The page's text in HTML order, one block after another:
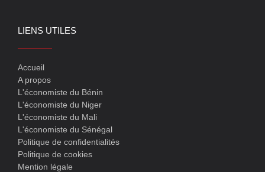
LIENS UTILES
Accueil
A propos
L'économiste du Bénin
L'économiste du Niger
L'économiste du Mali
L'économiste du Sénégal
Politique de confidentialités
Politique de cookies
Mention légale